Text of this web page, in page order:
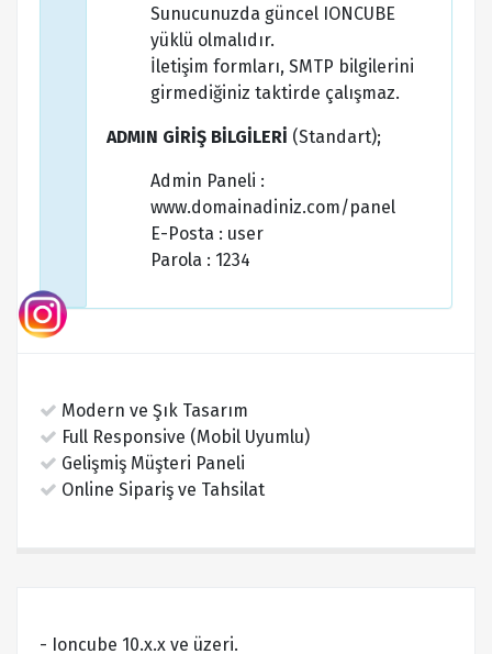
Sunucunuzda güncel IONCUBE
yüklü olmalıdır.
İletişim formları, SMTP bilgilerini
girmediğiniz taktirde çalışmaz.
ADMIN GİRİŞ BİLGİLERİ (Standart);
Admin Paneli :
www.domainadiniz.com/panel
E-Posta : user
Parola : 1234
Modern ve Şık Tasarım
Full Responsive (Mobil Uyumlu)
Gelişmiş Müşteri Paneli
Online Sipariş ve Tahsilat
- Ioncube 10.x.x ve üzeri.